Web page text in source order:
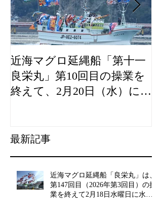
近海マグロ延縄船「第十一
良栄丸」第10回目の操業を
終えて、2月20日（水）に水
最新記事
近海マグロ延縄船「良栄丸」は、
第147回目（2026年第3回目）の操
業を終えて2月18日水曜日に水揚